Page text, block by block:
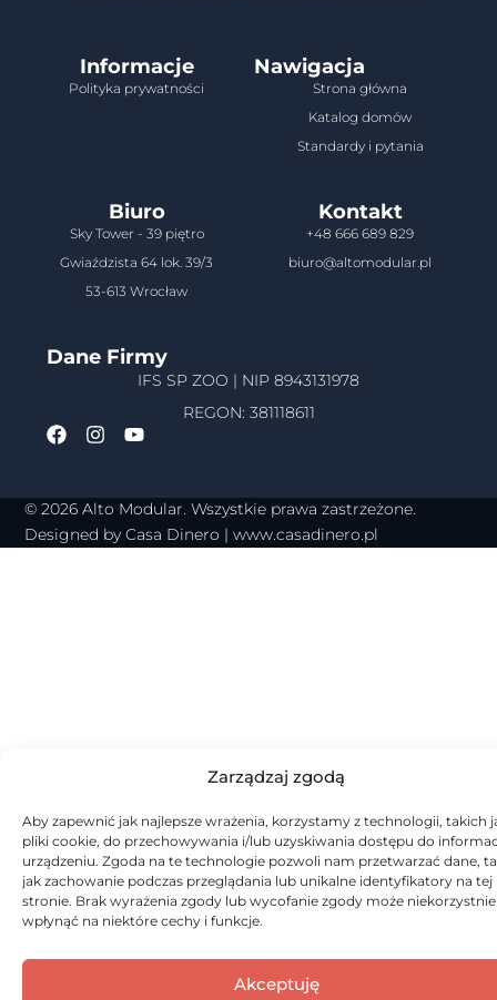
Zarządzaj zgodą
Aby zapewnić jak najlepsze wrażenia, korzystamy z technologii, takich
pliki cookie, do przechowywania i/lub uzyskiwania dostępu do
urządzeniu. Zgoda na te technologie pozwoli nam przetwarzać dane,
jak zachowanie podczas przeglądania lub unikalne identyfikatory na tej
stronie. Brak wyrażenia zgody lub wycofanie zgody może niekorzystnie
wpłynąć na niektóre cechy i funkcje.
Akceptuję
Nawigacja
Strona główna
Katalog domów
Standardy i pytania
Informacje
Polityka prywatności
Kontakt
+48 666 689 829
biuro@altomodular.pl
Biuro
Sky Tower - 39 piętro
Gwiaździsta 64 lok. 39/3
53-613 Wrocław
Dane Firmy
IFS SP ZOO | NIP 8943131978
REGON: 381118611
© 2026 Alto Modular. Wszystkie prawa zastrzeżone.
Designed by Casa Dinero |www.casadinero.pl